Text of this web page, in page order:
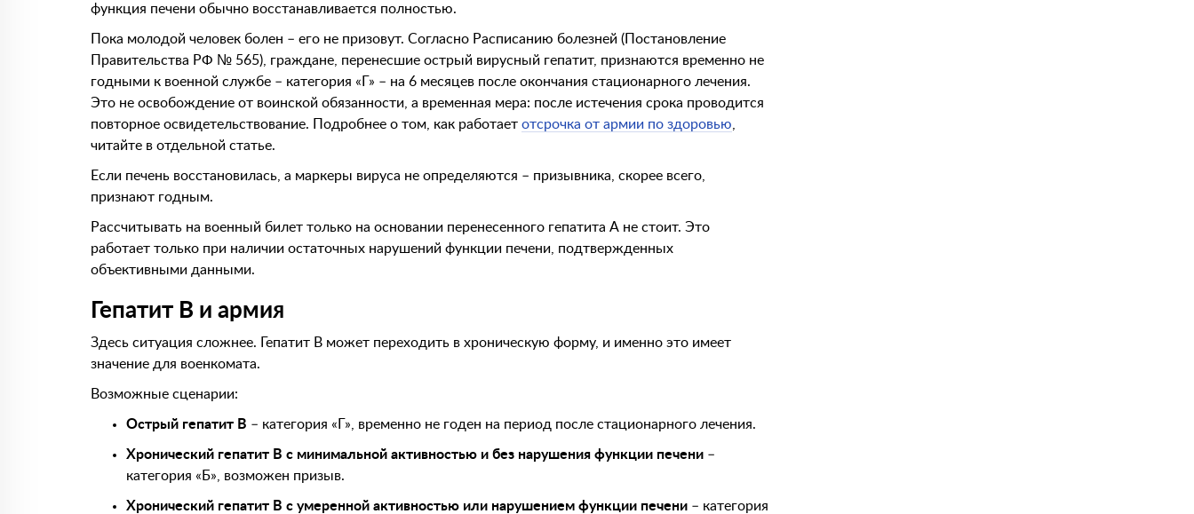
функция печени обычно восстанавливается полностью.
Пока молодой человек болен – его не призовут. Согласно Расписанию болезней (Постановление
Правительства РФ № 565), граждане, перенесшие острый вирусный гепатит, признаются временно не
годными к военной службе – категория «Г» – на 6 месяцев после окончания стационарного лечения.
Это не освобождение от воинской обязанности, а временная мера: после истечения срока проводится
повторное освидетельствование. Подробнее о том, как работает отсрочка от армии по здоровью
читайте в отдельной статье.
Если печень восстановилась, а маркеры вируса не определяются – призывника, скорее всего,
признают годным.
Рассчитывать на военный билет только на основании перенесенного гепатита А не стоит. Это
работает только при наличии остаточных нарушений функции печени, подтвержденных
объективными данными.
Гепатит В и армия
Здесь ситуация сложнее. Гепатит В может переходить в хроническую форму, и именно это имеет
значение для военкомата.
Возможные сценарии:
Острый гепатит В – категория «Г», временно не годен на период после стационарного лечения.
Хронический гепатит В с минимальной активностью и без нарушения функции печени –
категория «Б», возможен призыв.
Хронический гепатит В с умеренной активностью или нарушением функции печени – категория